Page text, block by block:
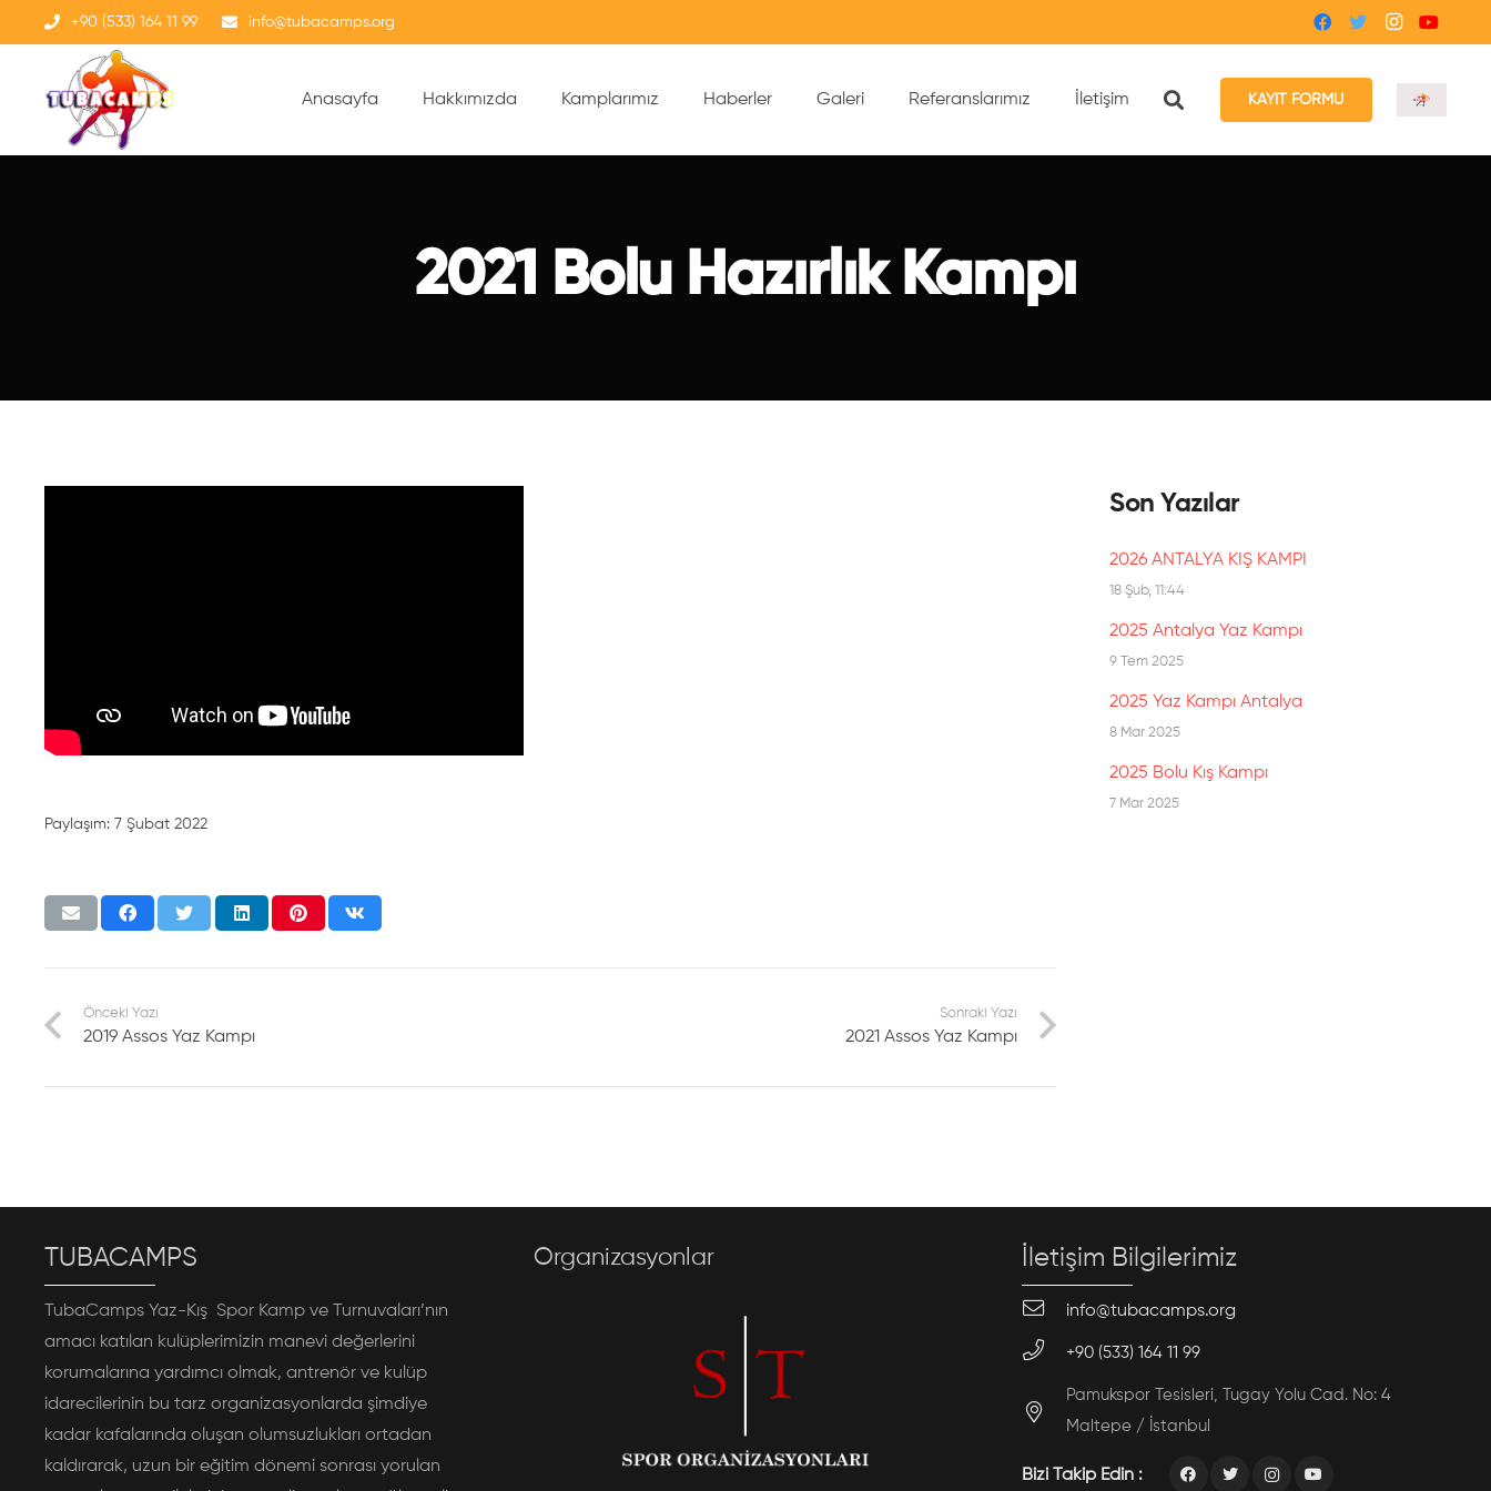
+90 (533) 164 11 99 info@tubacamps.org
Anasayfa Hakkımızda Kamplarımız Haberler Galeri Referanslarımız İletişim KAYIT FORMU
2021 Bolu Hazırlık Kampı
Paylaşım: 7 Şubat 2022
Önceki Yazı
2019 Assos Yaz Kampı
Sonraki Yazı
2021 Assos Yaz Kampı
Son Yazılar
2026 ANTALYA KIŞ KAMPI
18 Şub, 11:44
2025 Antalya Yaz Kampı
9 Tem 2025
2025 Yaz Kampı Antalya
8 Mar 2025
2025 Bolu Kış Kampı
7 Mar 2025
TUBACAMPS
TubaCamps Yaz-Kış Spor Kamp ve Turnuvaları’nın
amacı katılan kulüplerimizin manevi değerlerini
korumalarına yardımcı olmak, antrenör ve kulüp
idarecilerinin bu tarz organizasyonlarda şimdiye
kadar kafalarında oluşan olumsuzlukları ortadan
kaldırarak, uzun bir eğitim dönemi sonrası yorulan
Organizasyonlar İletişim Bilgilerimiz
info@tubacamps.org
+90 (533) 164 11 99
Pamukspor Tesisleri, Tugay Yolu Cad. No: 4
Maltepe / İstanbul
Bizi Takip Edin :